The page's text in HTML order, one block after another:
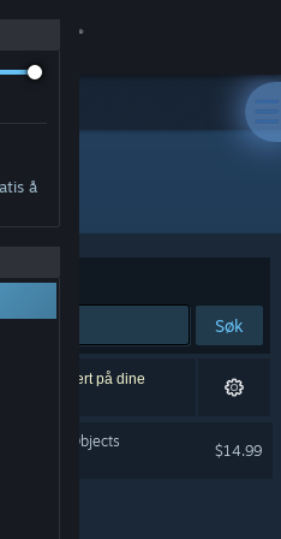
å
Søk
basert på dine
Falling Objects
$14.99